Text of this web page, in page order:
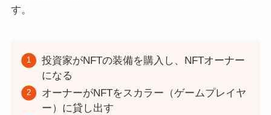
す。
投資家がNFTの装備を購入し、NFTオーナー
になる
オーナーがNFTをスカラー（ゲームプレイヤ
ー）に貸し出す